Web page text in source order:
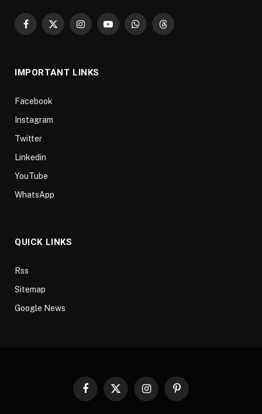
Facebook
X
InstagramYouTubeWhatsAppThreads
IMPORTANT LINKS
Facebook
Instagram
Twitter
Linkedin
YouTube
WhatsApp
QUICK LINKS
Rss
Sitemap
Google News
Facebook
X
InstagramPinterest